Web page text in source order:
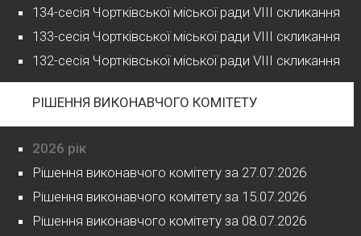
134-сесія Чортківської міської ради VIII скликання
133-сесія Чортківської міської ради VIII скликання
132-сесія Чортківської міської ради VIII скликання
РІШЕННЯ ВИКОНАВЧОГО КОМІТЕТУ
2026 рік
Рішення виконавчого комітету за 27.07.2026
Рішення виконавчого комітету за 15.07.2026
Рішення виконавчого комітету за 08.07.2026